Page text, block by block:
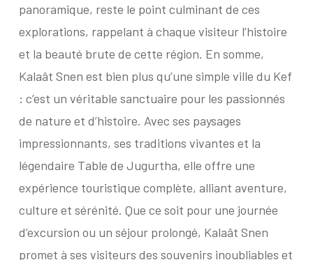
panoramique, reste le point culminant de ces
explorations, rappelant à chaque visiteur l’histoire
et la beauté brute de cette région. En somme,
Kalaât Snen est bien plus qu’une simple ville du Kef
: c’est un véritable sanctuaire pour les passionnés
de nature et d’histoire. Avec ses paysages
impressionnants, ses traditions vivantes et la
légendaire Table de Jugurtha, elle offre une
expérience touristique complète, alliant aventure,
culture et sérénité. Que ce soit pour une journée
d’excursion ou un séjour prolongé, Kalaât Snen
promet à ses visiteurs des souvenirs inoubliables et